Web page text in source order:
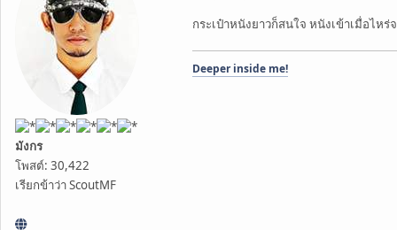
มังกร
โพสต์: 30,422
เรียกข้าว่า ScoutMF
กระเป๋าหนังยาวก็สนใจ หนังเข้าเมื่อไหร่
Deeper inside me!